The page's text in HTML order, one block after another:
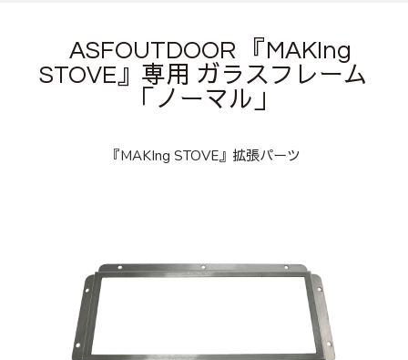
ASFOUTDOOR 『MAKIng
STOVE』専用 ガラスフレーム
「ノーマル」
『MAKIng STOVE』拡張パーツ